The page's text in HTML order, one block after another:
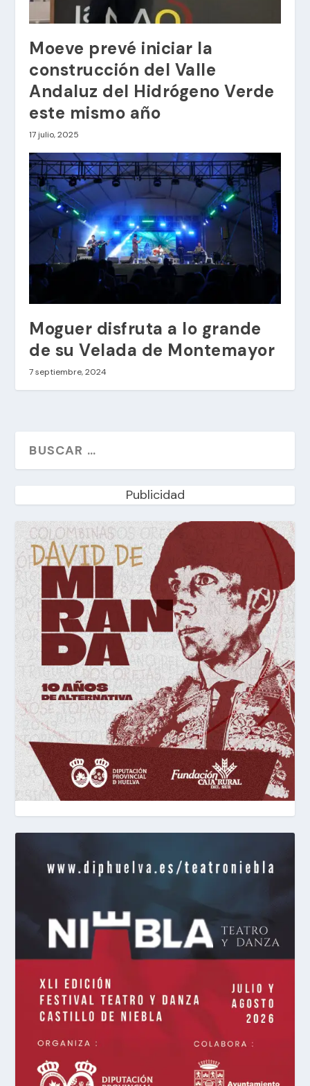
Moeve prevé iniciar la
construcción del Valle
Andaluz del Hidrógeno Verde
este mismo año
17 julio, 2025
Moguer disfruta a lo grande
de su Velada de Montemayor
7 septiembre, 2024
Publicidad